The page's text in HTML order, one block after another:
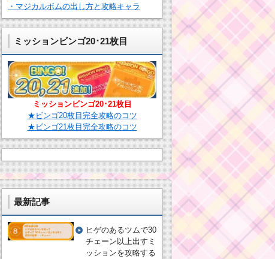
・マジカルボムの出し方と攻略キャラ
ミッションビンゴ20･21枚目
ミッションビンゴ20･21枚目
★ビンゴ20枚目完全攻略のコツ
★ビンゴ21枚目完全攻略のコツ
最新記事
ヒゲのあるツムで30
チェーン以上出すミ
ッションを攻略する